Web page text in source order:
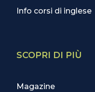
Info corsi di inglese
SCOPRI DI PIÙ
Magazine